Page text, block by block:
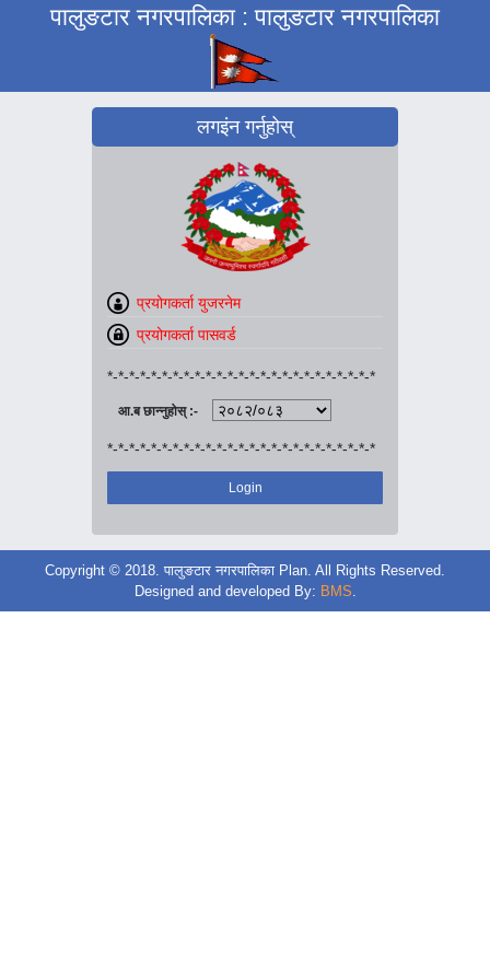
पालुङटार नगरपालिका : पालुङटार नगरपालिका
लगइंन गर्नुहोस्
*-*-*-*-*-*-*-*-*-*-*-*-*-*-*-*-*-*-*-*-*-*-*-*-*
आ.ब छान्नुहोस् :-
*-*-*-*-*-*-*-*-*-*-*-*-*-*-*-*-*-*-*-*-*-*-*-*-*
Copyright © 2018. पालुङटार नगरपालिका Plan. All Rights Reserved.
Designed and developed By: BMS.